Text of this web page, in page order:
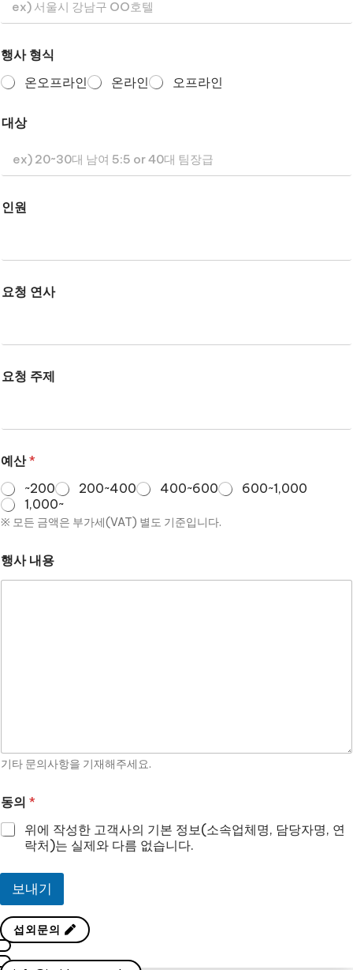
행사 형식
온오프라인
온라인 오프라인
대상
인원
요청 연사
요청 주제
예산*
~200
200~400 400~600
600~1,000
1,000~
※ 모든 금액은 부가세(VAT) 별도 기준입니다.
행사 내용
기타 문의사항을 기재해주세요.
동의 *
위에 작성한 고객사의 기본 정보(소속업체명, 담당자명, 연
락처)는 실제와 다름 없습니다.
보내기
섭외문의